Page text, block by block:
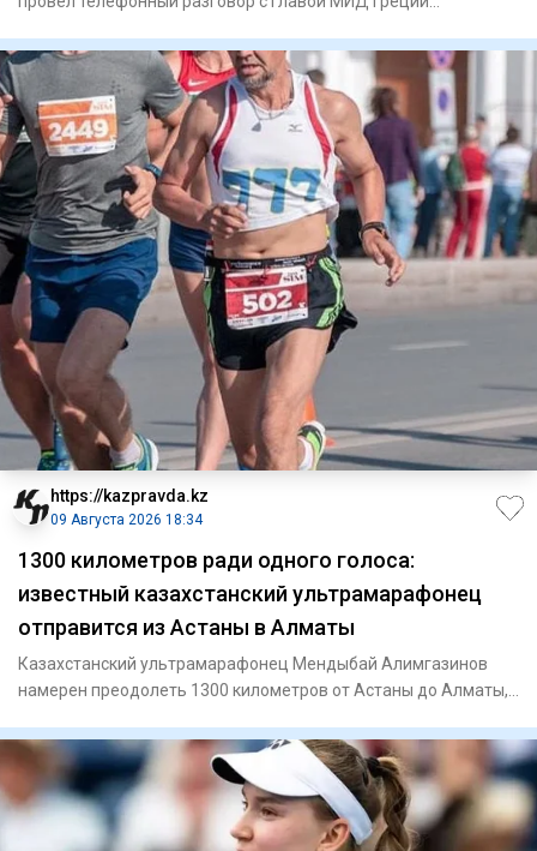
https://kazpravda.kz
09 Августа 2026 18:34
1300 километров ради одного голоса:
известный казахстанский ультрамарафонец
отправится из Астаны в Алматы
Казахстанский ультрамарафонец Мендыбай Алимгазинов
намерен преодолеть 1300 километров от Астаны до Алматы,